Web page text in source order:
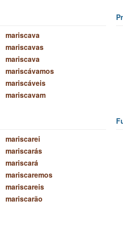
mariscava
mariscavas
mariscava
mariscávamos
mariscáveis
mariscavam
mariscarei
mariscarás
mariscará
mariscaremos
mariscareis
mariscarão